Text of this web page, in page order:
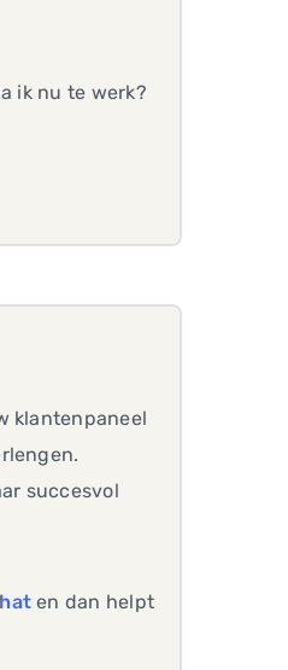
ik nu te werk?
klantenpaneel
succesvol
en dan helpt